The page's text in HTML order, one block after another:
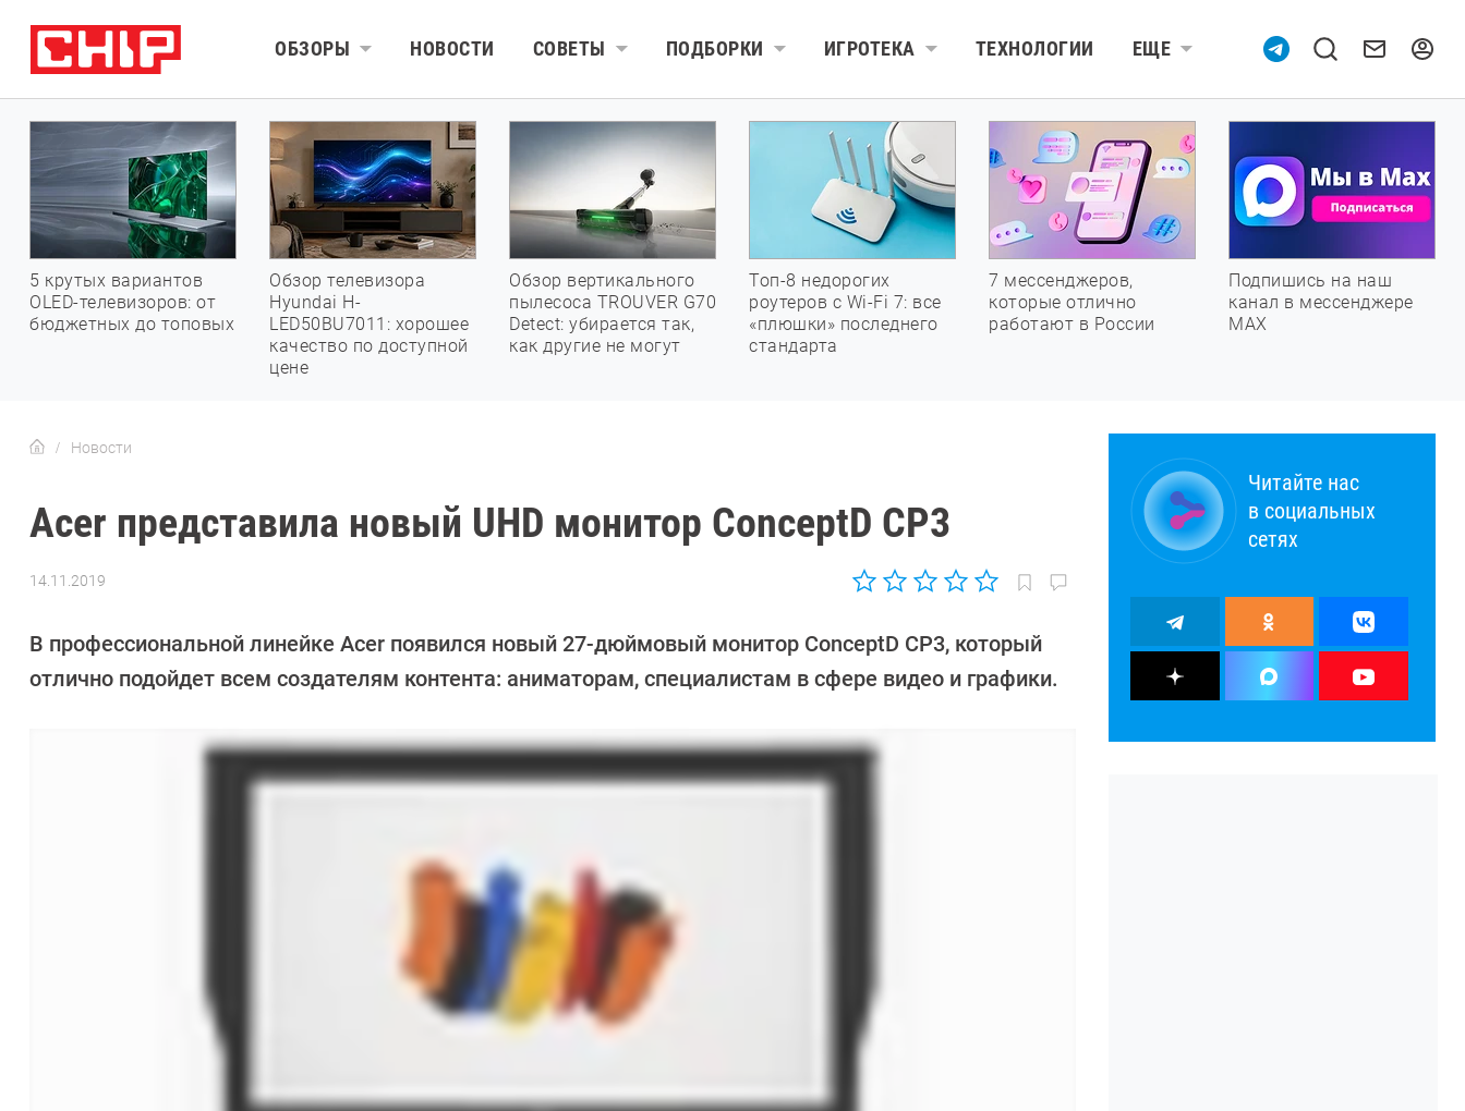
ОБЗОРЫ НОВОСТИ СОВЕТЫ ПОДБОРКИ ИГРОТЕКА ТЕХНОЛОГИИ ЕЩЕ
5 крутых вариантов
OLED-телевизоров: от
бюджетных до топовых
Обзор телевизора
Hyundai H-
LED50BU7011: хорошее
качество по доступной
цене
Обзор вертикального
пылесоса TROUVER G70
Detect: убирается так,
как другие не могут
Топ-8 недорогих
роутеров с Wi-Fi 7: все
«плюшки» последнего
стандарта
7 мессенджеров,
которые отлично
работают в России
Подпишись на наш
канал в мессенджере
МАХ
Новости
Acer представила новый UHD монитор ConceptD CP3
14.11.2019
Дмитриева
В профессиональной линейке Acer появился новый 27-дюймовый монитор ConceptD CP3, который
отлично подойдет всем создателям контента: аниматорам, специалистам в сфере видео и графики.
Читайте нас
в социальных
сетях